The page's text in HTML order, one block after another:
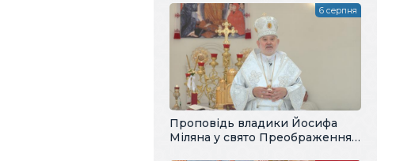
Проповідь владики Йосифа
Міляна у свято Преображення
6 серпня